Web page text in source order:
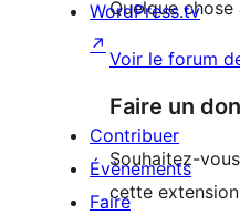
Quelque chose
Voir le forum
Faire un don
Souhaitez-
cette
WordPress.tv
↗
Contribuer
Évènements
Faire